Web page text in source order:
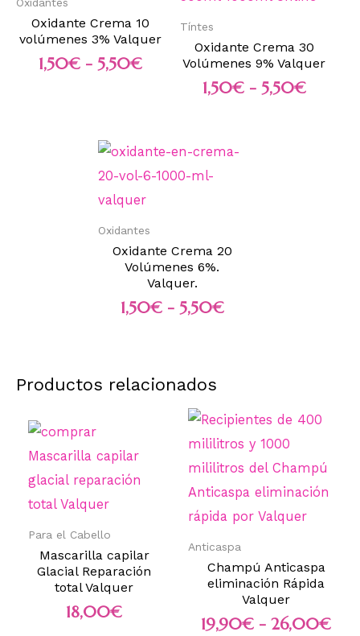
Oxidante Crema 10
volúmenes 3% Valquer
1,50€ - 5,50€
Tíntes
Oxidante Crema 30
Volúmenes 9% Valquer
1,50€ - 5,50€
Oxidantes
Oxidante Crema 20
Volúmenes 6%.
Valquer.
1,50€ - 5,50€
Productos relacionados
Para el Cabello
Mascarilla capilar
Glacial Reparación
total Valquer
18,00€
Anticaspa
Champú Anticaspa
eliminación Rápida
Valquer
19,90€ - 26,00€